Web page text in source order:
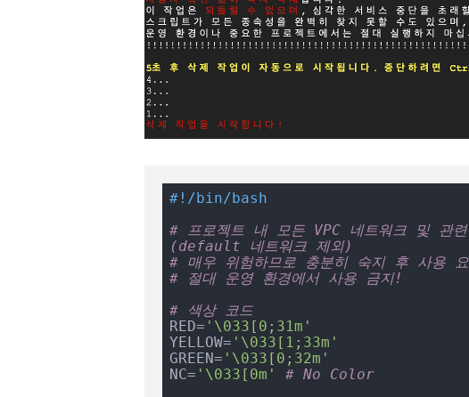
#!/bin/bash
# 프로젝트 내 모든 VPC 네트워크 및 관
(default 네트워크 제외)
# 매우 위험하므로 충분히 숙지 후 사용
# 절대 운영 환경에서 사용 금지!
# 색상 코드
RED= '\033[0;31m'
YELLOW= '\033[1;33m'
GREEN= '\033[0;32m'
NC= '\033[0m'
# No Color